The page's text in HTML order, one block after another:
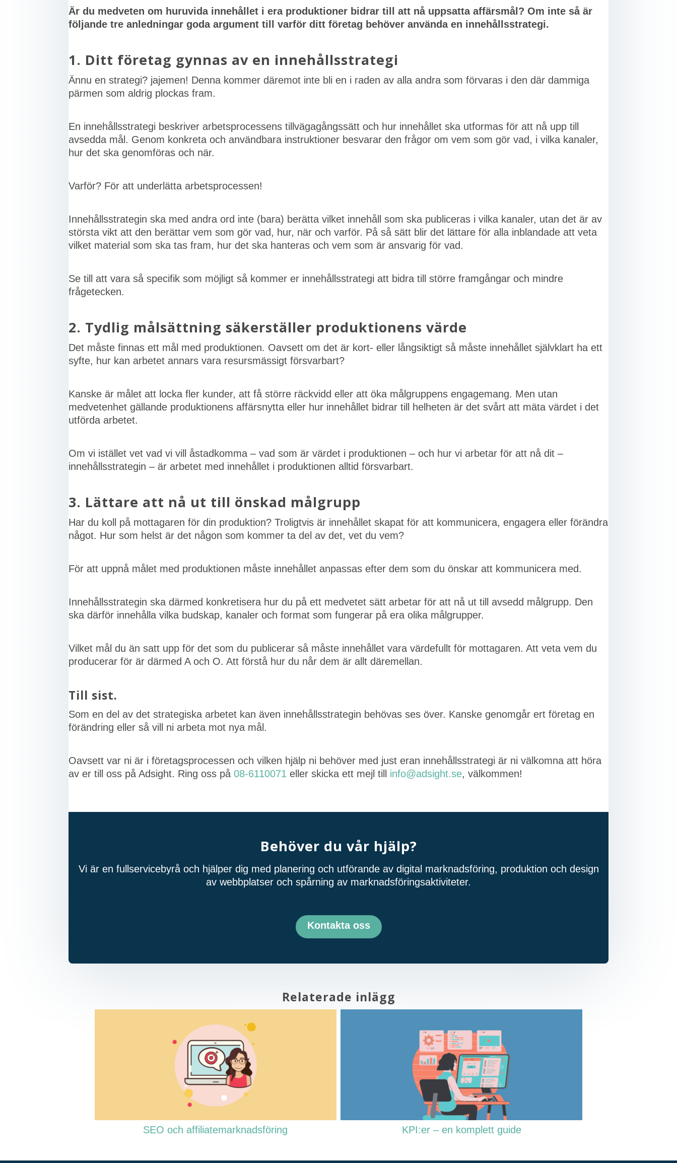
Är du medveten om huruvida innehållet i era produktioner bidrar till att nå uppsatta affärsmål? Om inte så är
följande tre anledningar goda argument till varför ditt företag behöver använda en innehållsstrategi.
1. Ditt företag gynnas av en innehållsstrategi
Ännu en strategi? jajemen! Denna kommer däremot inte bli en i raden av alla andra som förvaras i den där dammiga
pärmen som aldrig plockas fram.
En innehållsstrategi beskriver arbetsprocessens tillvägagångssätt och hur innehållet ska utformas för att nå upp till
avsedda mål. Genom konkreta och användbara instruktioner besvarar den frågor om vem som gör vad, i vilka kanaler,
hur det ska genomföras och när.
Varför? För att underlätta arbetsprocessen!
Innehållsstrategin ska med andra ord inte (bara) berätta vilket innehåll som ska publiceras i vilka kanaler, utan det är av
största vikt att den berättar vem som gör vad, hur, när och varför. På så sätt blir det lättare för alla inblandade att veta
vilket material som ska tas fram, hur det ska hanteras och vem som är ansvarig för vad.
Se till att vara så specifik som möjligt så kommer er innehållsstrategi att bidra till större framgångar och mindre
frågetecken.
2. Tydlig målsättning säkerställer produktionens värde
Det måste finnas ett mål med produktionen. Oavsett om det är kort- eller långsiktigt så måste innehållet självklart ha ett
syfte, hur kan arbetet annars vara resursmässigt försvarbart?
Kanske är målet att locka fler kunder, att få större räckvidd eller att öka målgruppens engagemang. Men utan
medvetenhet gällande produktionens affärsnytta eller hur innehållet bidrar till helheten är det svårt att mäta värdet i det
utförda arbetet.
Om vi istället vet vad vi vill åstadkomma – vad som är värdet i produktionen – och hur vi arbetar för att nå dit –
innehållsstrategin – är arbetet med innehållet i produktionen alltid försvarbart.
3. Lättare att nå ut till önskad målgrupp
Har du koll på mottagaren för din produktion? Troligtvis är innehållet skapat för att kommunicera, engagera eller förändra
något. Hur som helst är det någon som kommer ta del av det, vet du vem?
För att uppnå målet med produktionen måste innehållet anpassas efter dem som du önskar att kommunicera med.
Innehållsstrategin ska därmed konkretisera hur du på ett medvetet sätt arbetar för att nå ut till avsedd målgrupp. Den
ska därför innehålla vilka budskap, kanaler och format som fungerar på era olika målgrupper.
Vilket mål du än satt upp för det som du publicerar så måste innehållet vara värdefullt för mottagaren. Att veta vem du
producerar för är därmed A och O. Att förstå hur du når dem är allt däremellan.
Till sist.
Som en del av det strategiska arbetet kan även innehållsstrategin behövas ses över. Kanske genomgår ert företag en
förändring eller så vill ni arbeta mot nya mål.
Oavsett var ni är i företagsprocessen och vilken hjälp ni behöver med just eran innehållsstrategi är ni välkomna att höra
av er till oss på Adsight. Ring oss på 08-6110071 eller skicka ett mejl till info@adsight.se, välkommen!
Behöver du vår hjälp?
Vi är en fullservicebyrå och hjälper dig med planering och utförande av digital marknadsföring, produktion och design
av webbplatser och spårning av marknadsföringsaktiviteter.
Kontakta oss
Relaterade inlägg
SEO och affiliatemarknadsföring KPI:er – en komplett guide